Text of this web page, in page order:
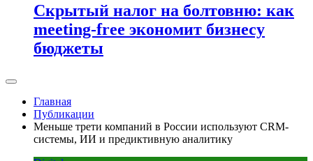
Скрытый налог на болтовню: как
meeting-free экономит бизнесу
бюджеты
Главная
Публикации
Меньше трети компаний в России используют CRM-
системы, ИИ и предиктивную аналитику